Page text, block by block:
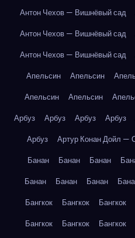
Антон Чехов — Вишнёвый сад
Антон Чехов — Вишнёвый сад
Антон Чехов — Вишнёвый сад
Апельсин
Апельсин
Апельсин
Апельсин
Арбуз
Арбуз Арбуз Арбуз
Арбуз
Артур Конан Дойл —
Банан
Банан Банан
Банан
Банан Банан
Бангкок
Бангкок Бангкок
Бангкок
Бангкок Бангкок